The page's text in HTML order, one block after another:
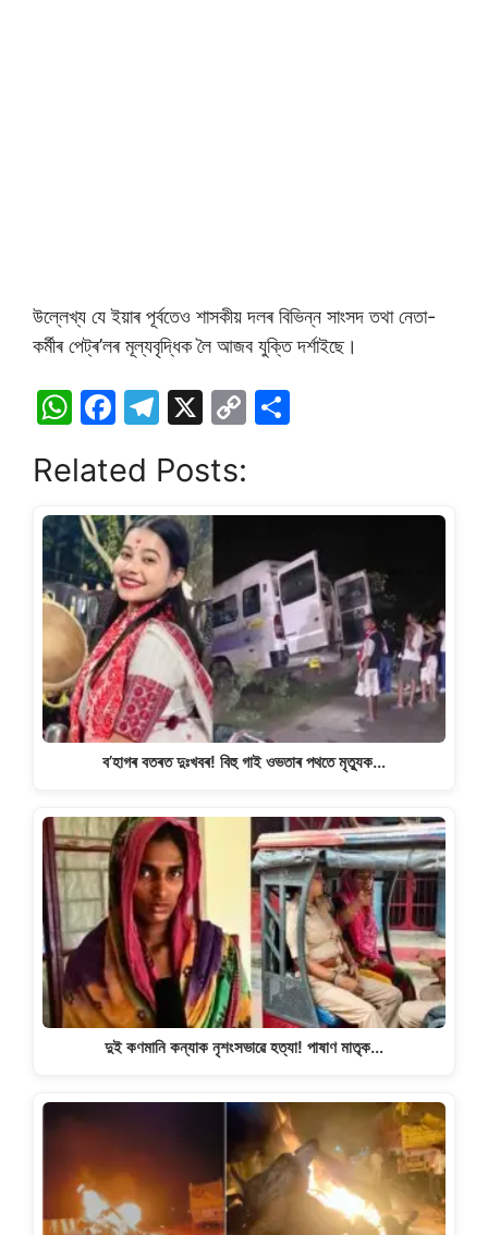
উল্লেখ্য যে ইয়াৰ পূৰ্বতেও শাসকীয় দলৰ বিভিন্ন সাংসদ তথা নেতা-
কৰ্মীৰ পেট্ৰ’লৰ মূল্যবৃদ্ধিক লৈ আজব যুক্তি দৰ্শাইছে।
W
at
s
A
p
p
F
c
e
b
o
o
k
T
e
gr
a
m
X
C
y
n
k
e
Related Posts:
ব’হাগৰ বতৰত দুঃখবৰ! বিহু গাই ওভতাৰ পথতে মৃত্যুক…
দুই কণমানি কন্যাক নৃশংসভাৱে হত্যা! পাষাণ মাতৃক…